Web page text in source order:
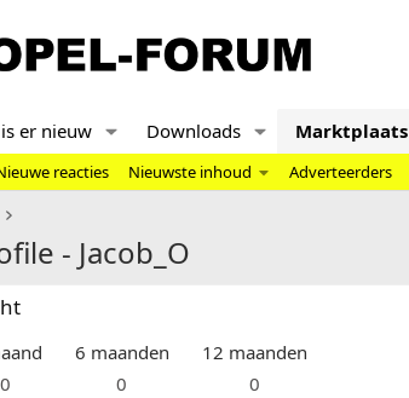
er nieuw Downloads Marktplaats
reacties Nieuwste inhoud Adverteerders
- Jacob_O
6 maanden
12 maanden
0 0
0